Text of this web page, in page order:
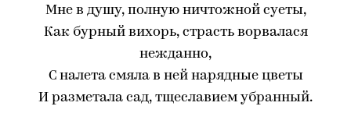
Мне в душу, полную ничтожной суеты,
Как бурный вихорь, страсть ворвалася
нежданно,
С налета смяла в ней нарядные цветы
И разметала сад, тщеславием убранный.